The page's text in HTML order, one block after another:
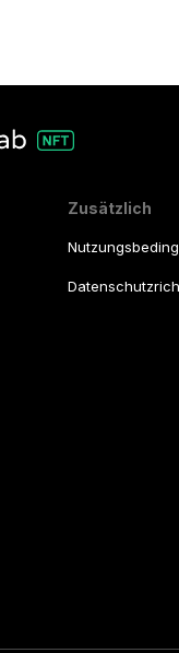
Zusätzlich